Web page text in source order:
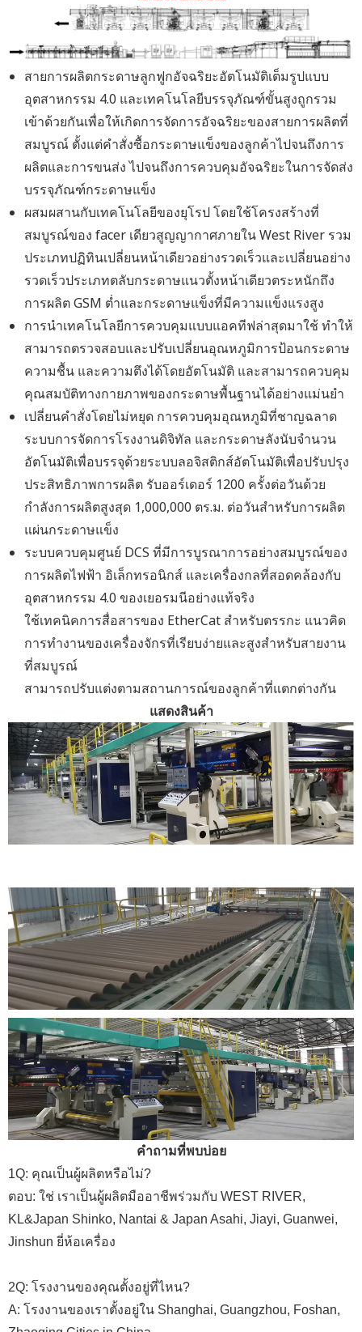
สายการผลิตกระดาษลูกฟูกอัจฉริยะอัตโนมัติเต็มรูปแบบ
อุตสาหกรรม 4.0 และเทคโนโลยีบรรจุภัณฑ์ขั้นสูงถูกรวม
เข้าด้วยกันเพื่อให้เกิดการจัดการอัจฉริยะของสายการผลิตที่
สมบูรณ์ ตั้งแต่คำสั่งซื้อกระดาษแข็งของลูกค้าไปจนถึงการ
ผลิตและการขนส่ง ไปจนถึงการควบคุมอัจฉริยะในการจัดส่ง
บรรจุภัณฑ์กระดาษแข็ง
ผสมผสานกับเทคโนโลยีของยุโรป โดยใช้โครงสร้างที่
สมบูรณ์ของ facer เดียวสูญญากาศภายใน West River รวม
ประเภทปฏิทินเปลี่ยนหน้าเดียวอย่างรวดเร็วและเปลี่ยนอย่าง
รวดเร็วประเภทตลับกระดาษแนวตั้งหน้าเดียวตระหนักถึง
การผลิต GSM ต่ำและกระดาษแข็งที่มีความแข็งแรงสูง
การนำเทคโนโลยีการควบคุมแบบแอคทีฟล่าสุดมาใช้ ทำให้
สามารถตรวจสอบและปรับเปลี่ยนอุณหภูมิการป้อนกระดาษ
ความชื้น และความตึงได้โดยอัตโนมัติ และสามารถควบคุม
คุณสมบัติทางกายภาพของกระดาษพื้นฐานได้อย่างแม่นยำ
เปลี่ยนคำสั่งโดยไม่หยุด การควบคุมอุณหภูมิที่ชาญฉลาด
ระบบการจัดการโรงงานดิจิทัล และกระดาษลังนับจำนวน
อัตโนมัติเพื่อบรรจุด้วยระบบลอจิสติกส์อัตโนมัติเพื่อปรับปรุง
ประสิทธิภาพการผลิต รับออร์เดอร์ 1200 ครั้งต่อวันด้วย
กำลังการผลิตสูงสุด 1,000,000 ตร.ม. ต่อวันสำหรับการผลิต
แผ่นกระดาษแข็ง
ระบบควบคุมศูนย์ DCS ที่มีการบูรณาการอย่างสมบูรณ์ของ
การผลิตไฟฟ้า อิเล็กทรอนิกส์ และเครื่องกลที่สอดคล้องกับ
อุตสาหกรรม 4.0 ของเยอรมนีอย่างแท้จริง
ใช้เทคนิคการสื่อสารของ EtherCat สำหรับตรรกะ แนวคิด
การทำงานของเครื่องจักรที่เรียบง่ายและสูงสำหรับสายงาน
ที่สมบูรณ์
สามารถปรับแต่งตามสถานการณ์ของลูกค้าที่แตกต่างกัน
แสดงสินค้า
คำถามที่พบบ่อย
1Q: คุณเป็นผู้ผลิตหรือไม่?
ตอบ: ใช่ เราเป็นผู้ผลิตมืออาชีพร่วมกับ WEST RIVER,
KL&Japan Shinko, Nantai & Japan Asahi, Jiayi, Guanwei,
Jinshun ยี่ห้อเครื่อง
2Q: โรงงานของคุณตั้งอยู่ที่ไหน?
A: โรงงานของเราตั้งอยู่ใน Shanghai, Guangzhou, Foshan,